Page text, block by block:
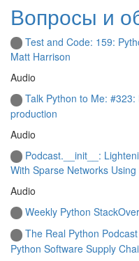
Вопросы и
Test and Code: 159:
Matt Harrison
Audio
Talk Python to Me:
production
Audio
Podcast.__init__:
With Sparse Networks
Audio
Weekly Python
The Real Python
Python Software Supply